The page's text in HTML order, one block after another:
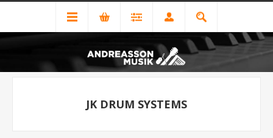
JK DRUM SYSTEMS